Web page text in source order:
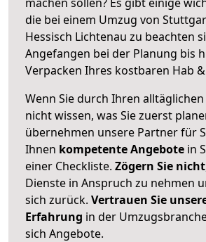
die bei einem Umzug von
Hessisch Lichtenau zu beachten
Angefangen bei der Planung bis
Verpacken Ihres kostbaren Hab
Wenn Sie durch Ihren
nicht wissen, was Sie zuerst
übernehmen unsere Partner für
Ihnen kompetente Angebote in
einer Checkliste. Zögern Sie nicht
Dienste in Anspruch zu nehmen
sich zurück. Vertrauen Sie
Erfahrung in der
sich Angebote.